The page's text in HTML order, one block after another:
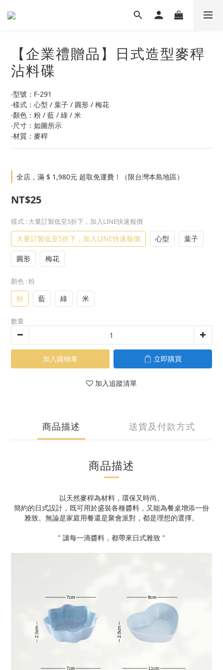
【企業禮贈品】日式造型麥稈
沾料碟
‧型號：F-291
‧樣式：心型 / 葉子 / 圓形 / 梅花
‧顏色：粉 / 藍 / 綠 / 米
‧尺寸：如圖所示
‧材質：麥稈
全店，滿 $ 1,980元 超取免運費！（限台灣本島地區）
NT$25
樣式 : 大量訂製低至5折下，加入LINE快速報價
大量訂製低至5折下，加入LINE快速報價 心型 葉子
圓形 梅花
顏色 : 粉
粉 藍 綠 米
數量
加入購物車 立即購買
加入追蹤清單
商品描述 送貨及付款方式
商品描述
以天然麥稈為材料，環保又時尚。
簡約的日式設計，既可用於盛裝各種醬料，又能為餐桌增添一份
雅致。無論是家庭用餐還是聚會派對，都是理想的選擇。
" 讓每一滴醬料，都帶來日式雅致 "